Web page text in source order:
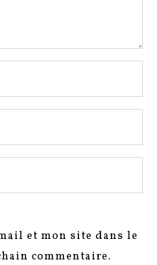
et mon site dans le
commentaire.